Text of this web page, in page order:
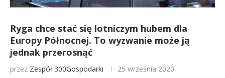
Ryga chce stać się lotniczym hubem dla
Europy Północnej. To wyzwanie może ją
jednak przerosnąć
przez Zespół 300Gospodarki 25 września 2020